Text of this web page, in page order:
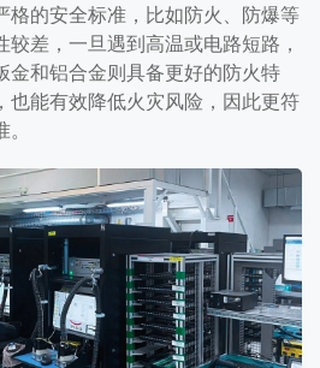
格的安全标准，比如防火、防爆等
差，一旦遇到高温或电路短路，
金和铝合金则具备更好的防火特
也能有效降低火灾风险，因此更符